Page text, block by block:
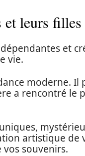
et leurs filles
et
vie.
moderne. Il
a rencontré le
artistique de
vos souvenirs.